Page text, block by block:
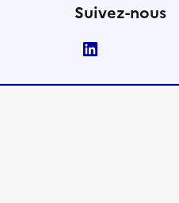
Suivez-nous